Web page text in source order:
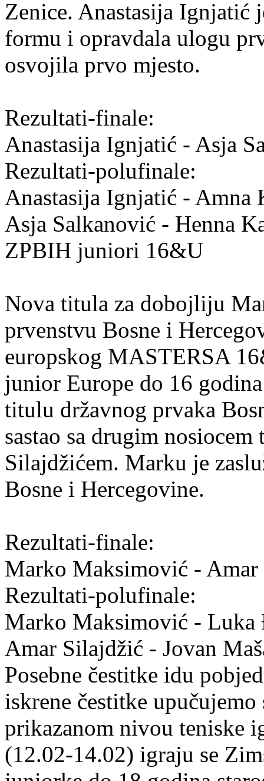
Zenice. Anastasija Ignjatić
formu i opravdala ulogu
osvojila prvo mjesto.
Rezultati-finale:
Anastasija Ignjatić - Asja
Rezultati-polufinale:
Anastasija Ignjatić - Amna
Asja Salkanović - Henna
ZPBIH juniori 16&U
Nova titula za dobojliju
prvenstvu Bosne i
europskog MASTERSA
junior Europe do 16
titulu državnog prvaka
sastao sa drugim
Silajdžićem. Marku je
Bosne i Hercegovine.
Rezultati-finale:
Marko Maksimović -
Rezultati-polufinale:
Marko Maksimović -
Amar Silajdžić - Jovan
Posebne čestitke idu
iskrene čestitke
prikazanom nivou teniske
(12.02-14.02) igraju se